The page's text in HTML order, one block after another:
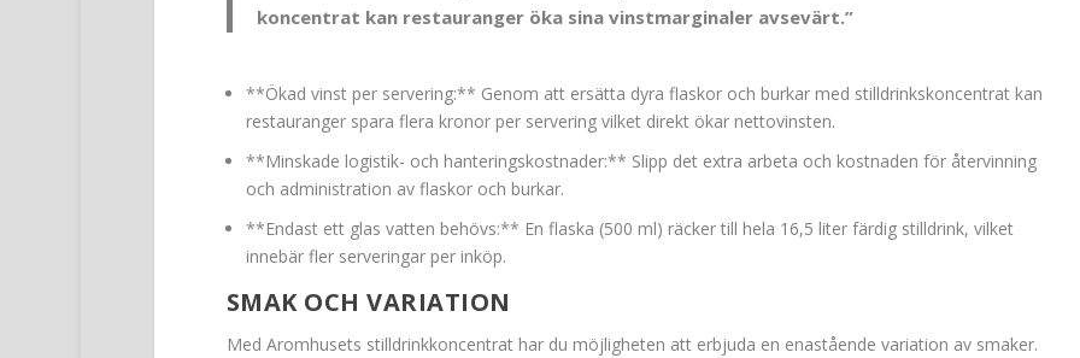
koncentrat kan restauranger öka sina vinstmarginaler avsevärt.”
**Ökad vinst per servering:** Genom att ersätta dyra flaskor och burkar med stilldrinkskoncentrat kan
restauranger spara flera kronor per servering vilket direkt ökar nettovinsten.
**Minskade logistik- och hanteringskostnader:** Slipp det extra arbeta och kostnaden för återvinning
och administration av flaskor och burkar.
**Endast ett glas vatten behövs:** En flaska (500 ml) räcker till hela 16,5 liter färdig stilldrink, vilket
innebär fler serveringar per inköp.
SMAK OCH VARIATION
Med Aromhusets stilldrinkkoncentrat har du möjligheten att erbjuda en enastående variation av smaker.